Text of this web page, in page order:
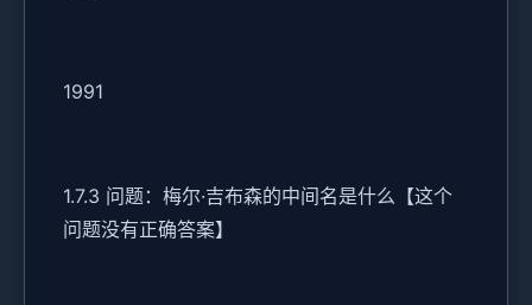
1991
1.7.3 问题：梅尔·吉布森的中间名是什么【这个
问题没有正确答案】